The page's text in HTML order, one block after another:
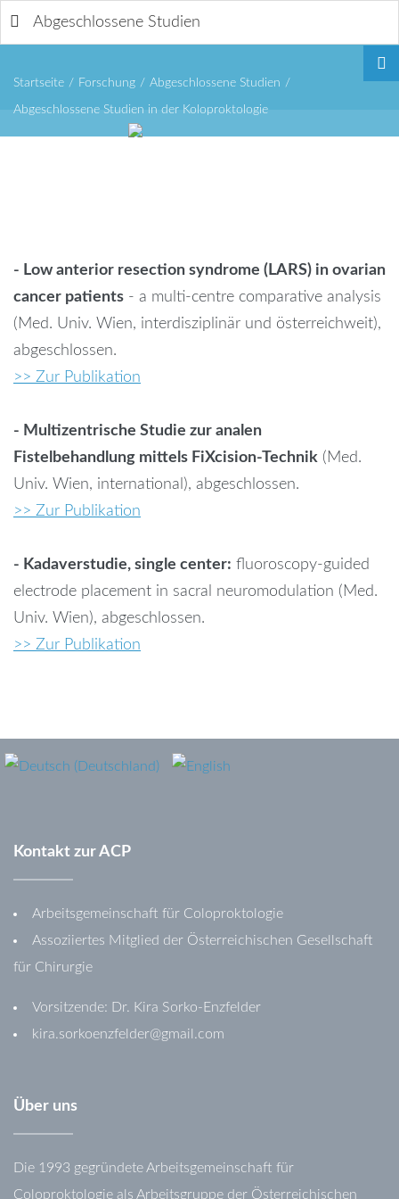
Abgeschlossene Studien
Startseite / Forschung / Abgeschlossene Studien /
Abgeschlossene Studien in der Koloproktologie
- Low anterior resection syndrome (LARS) in ovarian
cancer patients - a multi-centre comparative analysis
(Med. Univ. Wien, interdisziplinär und österreichweit),
abgeschlossen.
>> Zur Publikation
- Multizentrische Studie zur analen
Fistelbehandlung mittels FiXcision-Technik (Med.
Univ. Wien, international), abgeschlossen.
>> Zur Publikation
- Kadaverstudie, single center: fluoroscopy-guided
electrode placement in sacral neuromodulation (Med.
Univ. Wien), abgeschlossen.
>> Zur Publikation
Kontakt zurACP
Arbeitsgemeinschaft für Coloproktologie
Assoziiertes Mitglied der Österreichischen Gesellschaft
für Chirurgie
Vorsitzende: Dr. Kira Sorko-Enzfelder
kira.sorkoenzfelder@gmail.com
Über uns
Die 1993 gegründete Arbeitsgemeinschaft für
Coloproktologie als Arbeitsgruppe der Österreichischen